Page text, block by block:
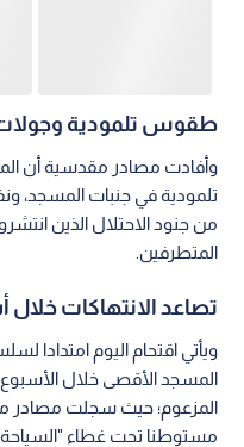
طقوس تلمودية وجولات
وأفادت مصادر مقدسية أن
تلمودية في جنبات المسجد،
من جنود الاحتلال الذين
المتطرفين.
تصاعد الانتهاكات خلال
ويأتي اقتحام اليوم امتدادا
المسجد الأقصى خلال
مستوطنا تحت غطاء "السياحة"،